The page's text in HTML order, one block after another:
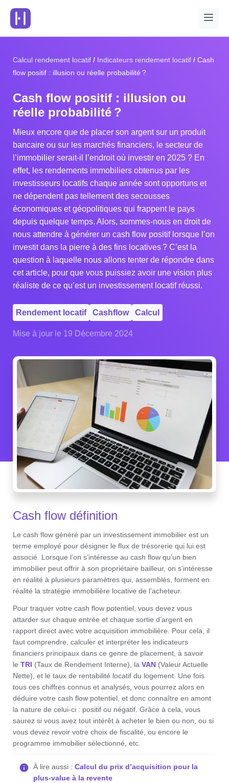
Calcul rendement locatif Indicateurs rendement locatif
Cash
flow positif : illusion ou réelle probabilité ?
Cash flow positif : illusion ou
réelle probabilité ?
Mieux encore que de placer son argent sur un produit
bancaire ou sur les marchés financiers, le secteur de
l’immobilier serait-il l’endroit où investir en 2025 ? En
effet, les rendements immobiliers obtenus par les
investisseurs locatifs chaque année sont opportuns et
ne dépendent pas tellement des secousses
économiques et géopolitiques qui frappent le pays
depuis quelque temps. Alors, sommes-nous en droit de
nous attendre à générer un cash flow positif lorsque l’on
investit dans la pierre à des fins locatives ? C’est la
question à laquelle nous allons tenter de répondre dans
cet article, pour que vous puissiez avoir une vision plus
réaliste de ce qu’est un investissement locatif réussi.
Rendement locatif Cashflow Calcul
Mise à jour le 19 Décembre 2024
Cash flow définition
Le cash flow généré par un investissement immobilier est un
terme employé pour désigner le flux de trésorerie qui lui est
associé. Lorsque l’on s’intéresse au cash flow qu’un bien
immobilier peut offrir à son propriétaire bailleur, on s’intéresse
en réalité à plusieurs paramètres qui, assemblés, forment en
réalité la stratégie immobilière locative de l’acheteur.
Pour traquer votre cash flow potentiel, vous devez vous
attarder sur chaque entrée et chaque sortie d’argent en
rapport direct avec votre acquisition immobilière. Pour cela, il
faut comprendre, calculer et interpréter les indicateurs
financiers principaux dans ce genre de placement, à savoir
le TRI (Taux de Rendement Interne), la VAN (Valeur Actuelle
Nette), et le taux de rentabilité locatif du logement. Une fois
tous ces chiffres connus et analysés, vous pourrez alors en
déduire votre cash flow potentiel, et donc connaître en amont
la nature de celui-ci : positif ou négatif. Grâce à cela, vous
saurez si vous avez tout intérêt à acheter le bien ou non, ou si
vous devez revoir votre choix de fiscalité, ou encore le
programme immobilier sélectionné, etc.
À lire aussi : Calcul du prix d’acquisition pour la
plus-value à la revente